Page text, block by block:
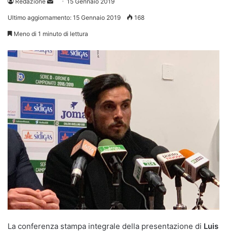
Ultimo aggiornamento: 15 Gennaio 2019 168
Meno di 1 minuto di lettura
La conferenza stampa integrale della presentazione di Luis